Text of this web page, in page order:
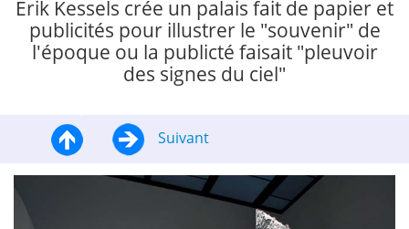
Erik Kessels crée un palais fait de papier et
publicités pour illustrer le "souvenir" de
l'époque ou la publicté faisait "pleuvoir
des signes du ciel"
Suivant